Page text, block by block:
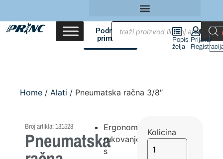
Područja
primene
Popis
želja
Prijava/
Home / Alati / Pneumatska račna 3/8″
Broj artikla: 131528
Pneumatska
Ergonomsko
rukovanje
s
Kolicina